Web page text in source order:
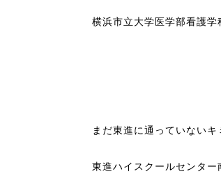
横浜市立大学医学部看護
まだ東進に通っていないキ
東進ハイスクールセンター